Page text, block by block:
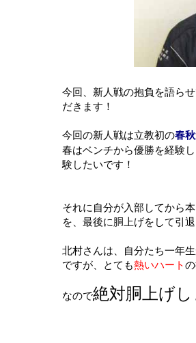
今回、新人戦の抱負を語ら
だきます！
今回の新人戦は立教初の春
春はベンチから優勝を経験
験したいです！
それに自分が入部してから
を、最後に胴上げをして引
北村さんは、自分たち一年
ですが、とても熱いハート
なので絶対胴上げ